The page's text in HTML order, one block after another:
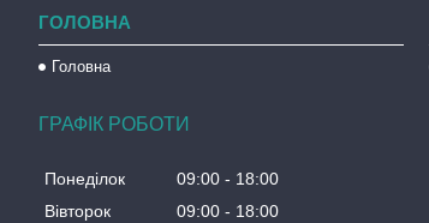
ГОЛОВНА
Головна
ГРАФІК РОБОТИ
Понеділок 09:00
18:00
Вівторок
09:00
18:00